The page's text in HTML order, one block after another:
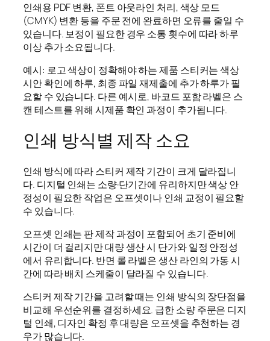
인쇄용 PDF 변환, 폰트 아웃라인 처리, 색상 모드
(CMYK) 변환 등을 주문 전에 완료하면 오류를 줄일 수
있습니다. 보정이 필요한 경우 소통 횟수에 따라 하루
이상 추가 소요됩니다.
예시: 로고 색상이 정확해야 하는 제품 스티커는 색상
시안 확인에 하루, 최종 파일 재제출에 추가 하루가 필
요할 수 있습니다. 다른 예시로, 바코드 포함 라벨은 스
캔 테스트를 위해 시제품 확인 과정이 추가됩니다.
인쇄 방식별 제작 소요
인쇄 방식에 따라 스티커 제작 기간이 크게 달라집니
다. 디지털 인쇄는 소량·단기간에 유리하지만 색상 안
정성이 필요한 작업은 오프셋이나 인쇄 교정이 필요할
수 있습니다.
오프셋 인쇄는 판 제작 과정이 포함되어 초기 준비에
시간이 더 걸리지만 대량 생산 시 단가와 일정 안정성
에서 유리합니다. 반면 롤 라벨은 생산 라인의 가동 시
간에 따라 배치 스케줄이 달라질 수 있습니다.
스티커 제작 기간을 고려할 때는 인쇄 방식의 장단점을
비교해 우선순위를 결정하세요. 급한 소량 주문은 디지
털 인쇄, 디자인 확정 후 대량은 오프셋을 추천하는 경
우가 많습니다.